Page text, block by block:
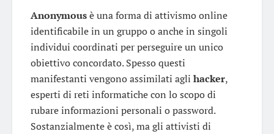
Anonymousè una forma di attivismo online
identificabile in un gruppo o anche in singoli
individui coordinati per perseguire un unico
obiettivo concordato. Spesso questi
manifestanti vengono assimilati agli hacker,
esperti di reti informatiche con lo scopo di
rubare informazioni personali o password.
Sostanzialmente è così, ma gli attivisti di